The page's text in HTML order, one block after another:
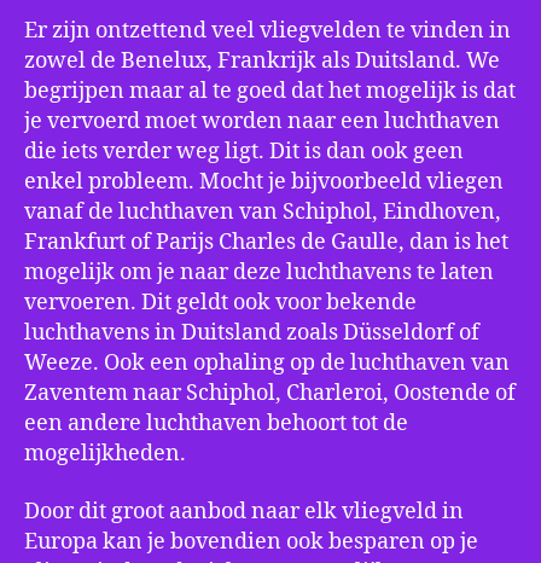
Er zijn ontzettend veel vliegvelden te vinden in
zowel de Benelux, Frankrijk als Duitsland. We
begrijpen maar al te goed dat het mogelijk is dat
je vervoerd moet worden naar een luchthaven
die iets verder weg ligt. Dit is dan ook geen
enkel probleem. Mocht je bijvoorbeeld vliegen
vanaf de luchthaven van Schiphol, Eindhoven,
Frankfurt of Parijs Charles de Gaulle, dan is het
mogelijk om je naar deze luchthavens te laten
vervoeren. Dit geldt ook voor bekende
luchthavens in Duitsland zoals Düsseldorf of
Weeze. Ook een ophaling op de luchthaven van
Zaventem naar Schiphol, Charleroi, Oostende of
een andere luchthaven behoort tot de
mogelijkheden.
Door dit groot aanbod naar elk vliegveld in
Europa kan je bovendien ook besparen op je